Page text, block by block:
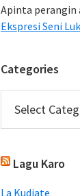
Apinta perangin
Ekspresi Seni
Categories
Lagu Karo
La Kudiate